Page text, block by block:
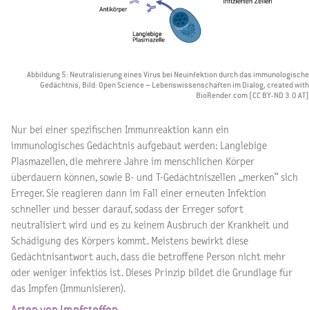
Abbildung 5: Neutralisierung eines Virus bei Neuinfektion durch das immunologische
Gedächtnis, Bild: Open Science – Lebenswissenschaften im Dialog, created with
BioRender.com (CC BY-ND 3.0 AT)
Nur bei einer spezifischen Immunreaktion kann ein
immunologisches Gedächtnis aufgebaut werden: Langlebige
Plasmazellen, die mehrere Jahre im menschlichen Körper
überdauern können, sowie B- und T-Gedächtniszellen „merken“ sich
Erreger. Sie reagieren dann im Fall einer erneuten Infektion
schneller und besser darauf, sodass der Erreger sofort
neutralisiert wird und es zu keinem Ausbruch der Krankheit und
Schädigung des Körpers kommt. Meistens bewirkt diese
Gedächtnisantwort auch, dass die betroffene Person nicht mehr
oder weniger infektiös ist. Dieses Prinzip bildet die Grundlage für
das Impfen (Immunisieren).